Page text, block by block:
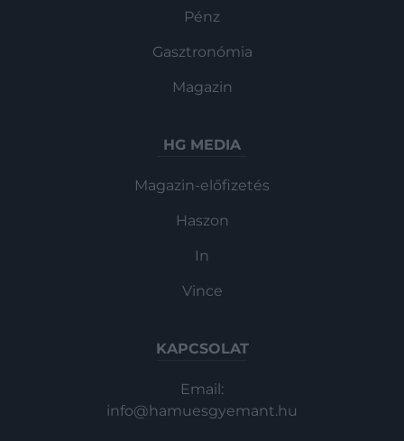
Pénz
Gasztronómia
Magazin
HG MEDIA
Magazin-előfizetés
Haszon
In
Vince
KAPCSOLAT
Email:
info@hamuesgyemant.hu